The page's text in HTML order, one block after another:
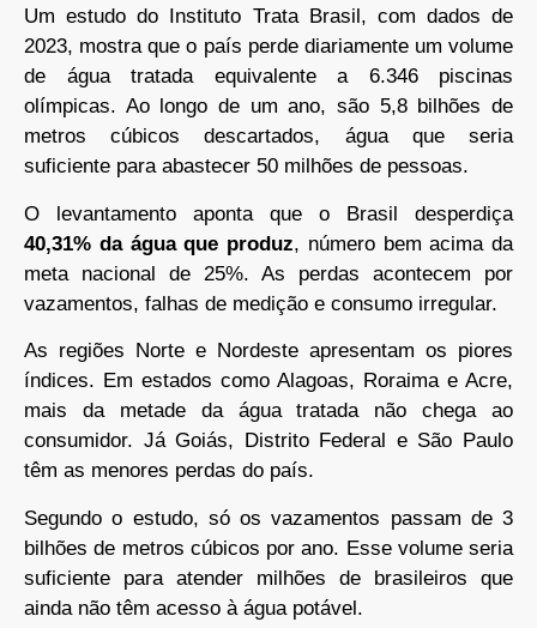
Um estudo do Instituto Trata Brasil, com dados de
2023, mostra que o país perde diariamente um volume
de água tratada equivalente a 6.346 piscinas
olímpicas. Ao longo de um ano, são 5,8 bilhões de
metros cúbicos descartados, água que seria
suficiente para abastecer 50 milhões de pessoas.
O levantamento aponta que o Brasil desperdiça
40,31% da água que produz, número bem acima da
meta nacional de 25%. As perdas acontecem por
vazamentos, falhas de medição e consumo irregular.
As regiões Norte e Nordeste apresentam os piores
índices. Em estados como Alagoas, Roraima e Acre,
mais da metade da água tratada não chega ao
consumidor. Já Goiás, Distrito Federal e São Paulo
têm as menores perdas do país.
Segundo o estudo, só os vazamentos passam de 3
bilhões de metros cúbicos por ano. Esse volume seria
suficiente para atender milhões de brasileiros que
ainda não têm acesso à água potável.